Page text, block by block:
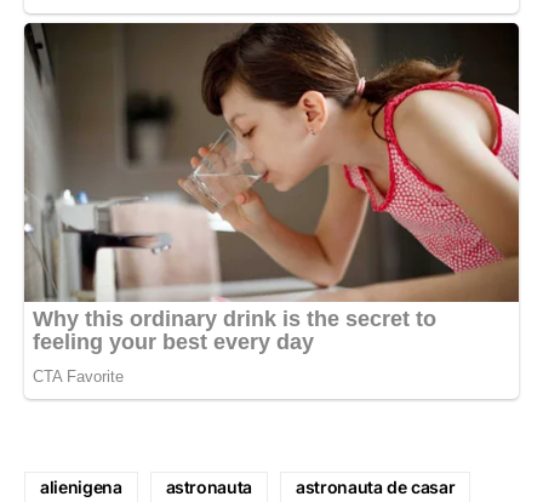
alienigena astronauta astronauta de casar